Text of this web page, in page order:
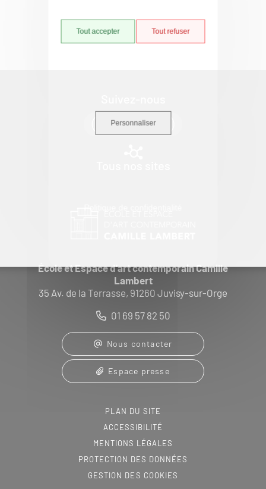
Tout accepter Tout refuser
Personnaliser
École et Espace d'art contemporain Camille
Lambert
35 Av. de la Terrasse, 91260 Juvisy-sur-Orge
01 69 57 82 50
Nous contacter
Espace presse
PLAN DU SITE
ACCESSIBILITÉ
MENTIONS LÉGALES
PROTECTION DES DONNÉES
GESTION DES COOKIES